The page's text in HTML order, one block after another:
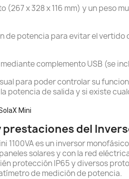
(267 x 328 x 116 mm) y un peso
de potencia para evitar el
complemento USB (se
para poder controlar su
potencia de salida y si existe
del
1100VA es un inversor
solares y con la red
protección IP65 y diversos
de medición de potencia.